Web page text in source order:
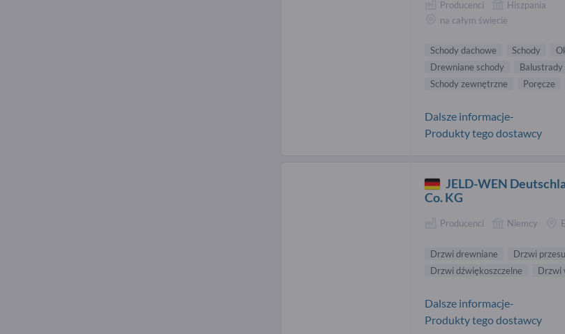
Producenci
Hiszpania
na całym świecie
Schody dachowe Schody
Drewniane schody
Balustrady
Schody zewnętrzne
Poręcze
Dalsze informacje-
Produkty tego dostawcy
JELD-WEN
Co. KG
Producenci Niemcy
Drzwi drewniane Drzwi
Drzwi dźwiękoszczelne
Drzwi
Dalsze informacje-
Produkty tego dostawcy